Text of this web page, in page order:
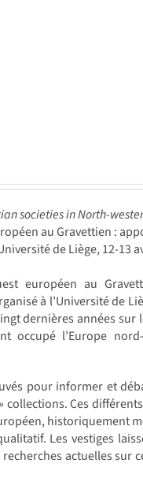
societies in North-
au Gravettien :
de Liège, 12-13
européen au
à l’Université de
dernières années
l’Europe
pour informer et
collections. Ces
historiquement
Les vestiges
actuelles sur